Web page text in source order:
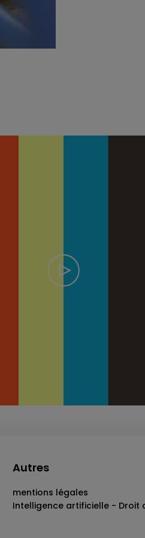
Autres
mentions légales
Intelligence artificielle - Droit